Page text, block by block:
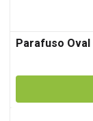
Parafuso